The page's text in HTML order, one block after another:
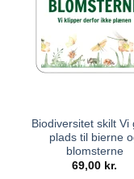
Biodiversitet skilt Vi
plads til bierne
blomsterne
69,00 kr.